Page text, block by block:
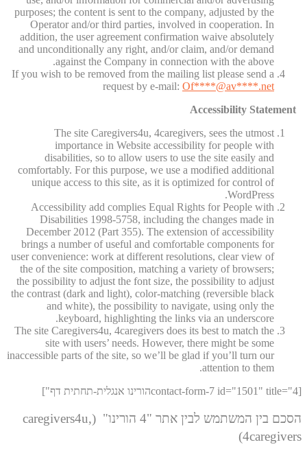
purposes; the content is sent to the company, adjusted by the
Operator and/or third parties, involved in cooperation. In
addition, the user agreement confirmation waive absolutely
and unconditionally any right, and/or claim, and/or demand
against the Company in connection with the above.
If you wish to be removed from the mailing list please send a
request by e-mail: Of****@av****.net
Accessibility Statement
The site Caregivers4u, 4caregivers, sees the utmost
importance in Website accessibility for people with
disabilities, so to allow users to use the site easily and
comfortably. For this purpose, we use a modified additional
unique access to this site, as it is optimized for control of
WordPress.
Accessibility add complies Equal Rights for People with
Disabilities 1998-5758, including the changes made in
December 2012 (Part 355). The extension of accessibility
brings a number of useful and comfortable components for
user convenience: work at different resolutions, clear view of
the of the site composition, matching a variety of browsers;
the possibility to adjust the font size, the possibility to adjust
the contrast (dark and light), color-matching (reversible black
and white), the possibility to navigate, using only the
keyboard, highlighting the links via an underscore.
The site Caregivers4u, 4caregivers does its best to match the
site with users’ needs. However, there might be some
inaccessible parts of the site, so we’ll be glad if you’ll turn our
attention to them.
[contact-form-7 id="1501" title="4הורינו אנגלית-תחתית דף"]
הסכם בין המשתמש לבין אתר "4 הורינו" (caregivers4u,
4caregivers)